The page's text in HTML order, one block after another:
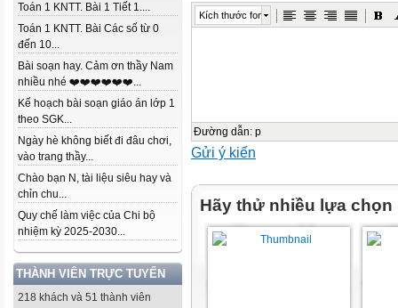
Toán 1 KNTT. Bài 1 Tiết 1....
Toán 1 KNTT. Bài Các số từ 0
đến 10...
Bài soạn hay. Cảm ơn thầy Nam
nhiều nhé ❤️❤️❤️❤️❤️❤️...
Kế hoạch bài soạn giáo án lớp 1
theo SGK...
Ngày hè không biết đi đâu chơi,
vào trang thầy...
Chào bạn N, tài liệu siêu hay và
chỉn chu...
Quy chế làm việc của Chi bộ
nhiệm kỳ 2025-2030...
THÀNH VIÊN TRỰC TUYẾN
218 khách và 51 thành viên
Kích thước font
Đường dẫn: p
Gửi ý kiến
Hãy thử nhiều lựa chọn